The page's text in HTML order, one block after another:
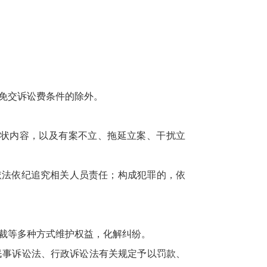
诉讼费条件的除外。
容，以及有案不立、拖延立案、干扰立
依纪追究相关人员责任；构成犯罪的，依
多种方式维护权益，化解纠纷。
讼法、行政诉讼法有关规定予以罚款、